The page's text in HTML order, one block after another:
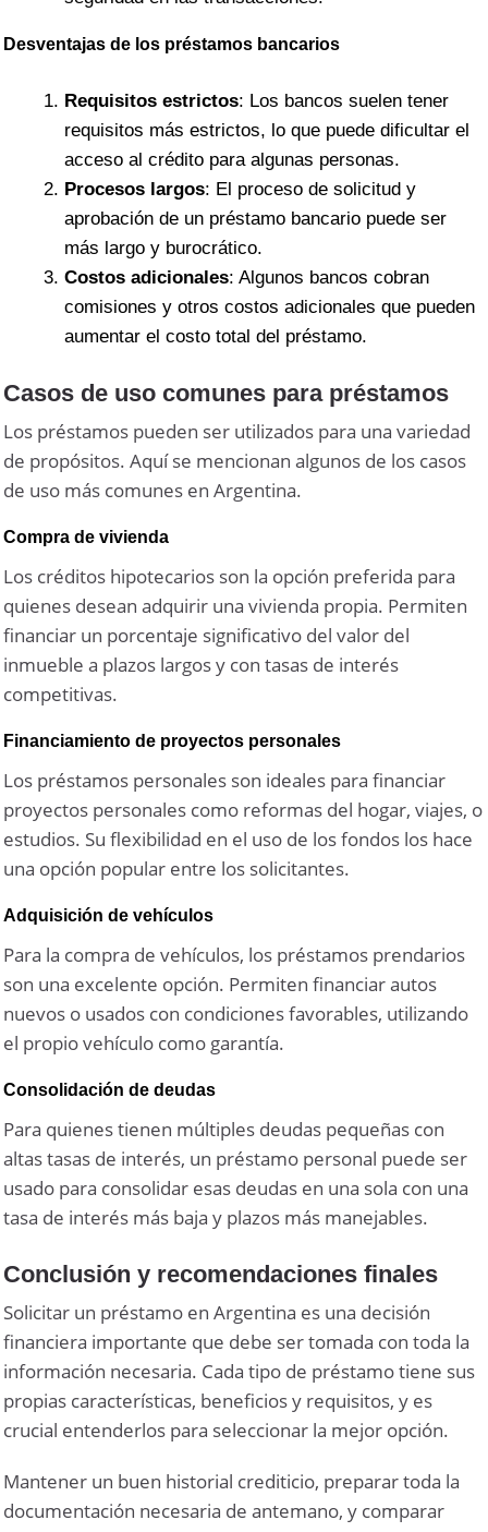
Desventajas de los préstamos bancarios
Requisitos estrictos: Los bancos suelen tener
requisitos más estrictos, lo que puede dificultar el
acceso al crédito para algunas personas.
Procesos largos: El proceso de solicitud y
aprobación de un préstamo bancario puede ser
más largo y burocrático.
Costos adicionales: Algunos bancos cobran
comisiones y otros costos adicionales que pueden
aumentar el costo total del préstamo.
Casos de uso comunes para préstamos
Los préstamos pueden ser utilizados para una variedad
de propósitos. Aquí se mencionan algunos de los casos
de uso más comunes en Argentina.
Compra de vivienda
Los créditos hipotecarios son la opción preferida para
quienes desean adquirir una vivienda propia. Permiten
financiar un porcentaje significativo del valor del
inmueble a plazos largos y con tasas de interés
competitivas.
Financiamiento de proyectos personales
Los préstamos personales son ideales para financiar
proyectos personales como reformas del hogar, viajes, o
estudios. Su flexibilidad en el uso de los fondos los hace
una opción popular entre los solicitantes.
Adquisición de vehículos
Para la compra de vehículos, los préstamos prendarios
son una excelente opción. Permiten financiar autos
nuevos o usados con condiciones favorables, utilizando
el propio vehículo como garantía.
Consolidación de deudas
Para quienes tienen múltiples deudas pequeñas con
altas tasas de interés, un préstamo personal puede ser
usado para consolidar esas deudas en una sola con una
tasa de interés más baja y plazos más manejables.
Conclusión y recomendaciones finales
Solicitar un préstamo en Argentina es una decisión
financiera importante que debe ser tomada con toda la
información necesaria. Cada tipo de préstamo tiene sus
propias características, beneficios y requisitos, y es
crucial entenderlos para seleccionar la mejor opción.
Mantener un buen historial crediticio, preparar toda la
documentación necesaria de antemano, y comparar